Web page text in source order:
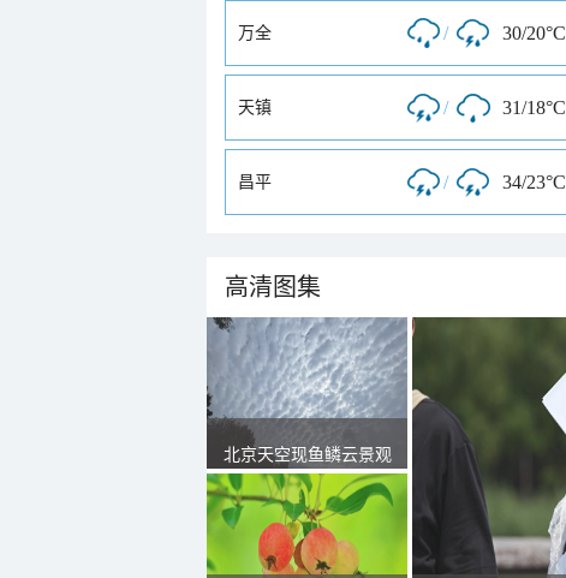
万全 / 30/20°C
天镇 / 31/18°C
昌平 / 34/23°C
高清图集
北京天空现鱼鳞云景观